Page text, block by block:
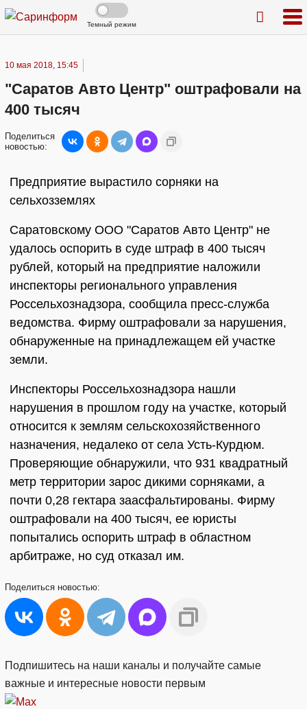
Темный режим
10 мая 2018, 15:45
"Саратов Авто Центр" оштрафовали на
400 тысяч
Поделиться
новостью:
Предприятие вырастило сорняки на
сельхозземлях
Саратовскому ООО "Саратов Авто Центр" не
удалось оспорить в суде штраф в 400 тысяч
рублей, который на предприятие наложили
инспекторы регионального управления
Россельхознадзора, сообщила пресс-служба
ведомства. Фирму оштрафовали за нарушения,
обнаруженные на принадлежащем ей участке
земли.
Инспекторы Россельхознадзора нашли
нарушения в прошлом году на участке, который
относится к землям сельскохозяйственного
назначения, недалеко от села Усть-Курдюм.
Проверяющие обнаружили, что 931 квадратный
метр территории зарос дикими сорняками, а
почти 0,28 гектара заасфальтированы. Фирму
оштрафовали на 400 тысяч, ее юристы
попытались оспорить штраф в областном
арбитраже, но суд отказал им.
Поделиться новостью:
Подпишитесь на наши каналы и получайте самые
важные и интересные новости первым